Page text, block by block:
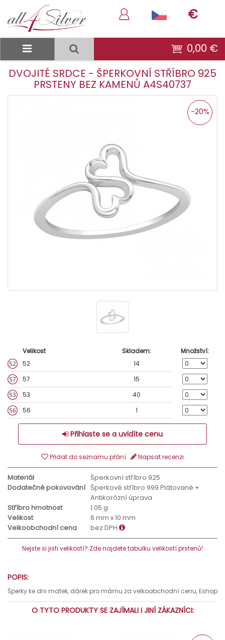
€
0,00 €
DVOJITÉ SRDCE - ŠPERKOVNÍ STŘÍBRO 925
PRSTENY BEZ KAMENŮ A4S40737
-20%
Velikost Skladem:
Množství:
52
14
57
15
53
40
56
1
Přihlaste se a uvidíte cenu
Přidat do seznamu přání Napsat recenzi
Materiál
Šperkovní stříbro 925
Dodatečné pokovování Šperkové stříbro 999 Plátované +
Antikorózní úprava
Stříbro hmotnost
1.05 g
Velikost
6 mm x 10 mm
Velkoobchodní cena
bez DPH
Nejste si jisti velikostí? Zde najdete tabulku velikostí prstenů!
POPIS:
Šperky ke dni matek, dárek pro mámu za velkoobchodní cenu, Eshop
O TYTO PRODUKTY SE ZAJÍMALI I JINÍ ZÁKAZNÍCI: